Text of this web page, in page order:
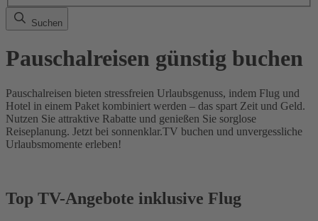
Suchen
Pauschalreisen günstig buchen
Pauschalreisen bieten stressfreien Urlaubsgenuss, indem Flug und
Hotel in einem Paket kombiniert werden – das spart Zeit und Geld.
Nutzen Sie attraktive Rabatte und genießen Sie sorglose
Reiseplanung. Jetzt bei sonnenklar.TV buchen und unvergessliche
Urlaubsmomente erleben!
Top TV-Angebote inklusive Flug